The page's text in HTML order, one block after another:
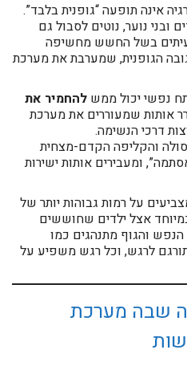
אינה תופעה “גופנית בלבד”.
ובני נוער, נוטים לסבול גם
בשל החשש מחשיפה
הגופנית, שמערבת את מערכת
נפשי יכול ממש להחמיר את
אותות שמעוררים את מערכת
דרכי הנשימה.
והקליפה הקדם-מצחית
ומעבירים אותות ישירות
על רמות גבוהות יותר של
אצל ילדים שחוששים
והגוף מתנהגים כמו
לרגש, וכל רגש משפיע על
שבה מערכת